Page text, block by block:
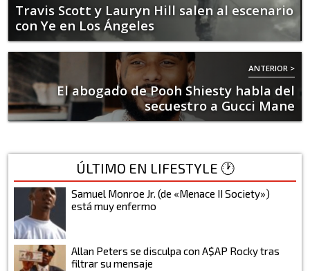
Travis Scott y Lauryn Hill salen al escenario
con Ye en Los Ángeles
ANTERIOR >
El abogado de Pooh Shiesty habla del
secuestro a Gucci Mane
ÚLTIMO EN LIFESTYLE 🕐
Samuel Monroe Jr. (de «Menace II Society»)
está muy enfermo
Allan Peters se disculpa con A$AP Rocky tras
filtrar su mensaje